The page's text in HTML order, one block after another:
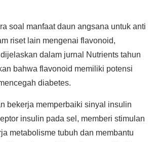
soal manfaat daun angsana untuk anti
riset lain mengenai flavonoid,
dalam jurnal Nutrients tahun
bahwa flavonoid memiliki potensi
diabetes.
bekerja memperbaiki sinyal insulin
insulin pada sel, memberi stimulan
metabolisme tubuh dan membantu